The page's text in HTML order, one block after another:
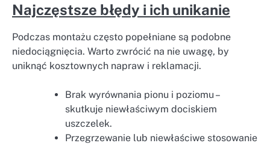
Najczęstsze błędy i ich unikanie
Podczas montażu często popełniane są podobne
niedociągnięcia. Warto zwrócić na nie uwagę, by
uniknąć kosztownych napraw i reklamacji.
Brak wyrównania pionu i poziomu –
skutkuje niewłaściwym dociskiem
uszczelek.
Przegrzewanie lub niewłaściwe stosowanie